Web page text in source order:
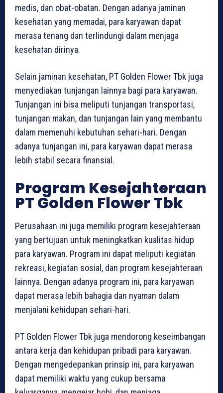
medis, dan obat-obatan. Dengan adanya jaminan
kesehatan yang memadai, para karyawan dapat
merasa tenang dan terlindungi dalam menjaga
kesehatan dirinya.
Selain jaminan kesehatan, PT Golden Flower Tbk juga
menyediakan tunjangan lainnya bagi para karyawan.
Tunjangan ini bisa meliputi tunjangan transportasi,
tunjangan makan, dan tunjangan lain yang membantu
dalam memenuhi kebutuhan sehari-hari. Dengan
adanya tunjangan ini, para karyawan dapat merasa
lebih stabil secara finansial.
Program Kesejahteraan
PT Golden Flower Tbk
Perusahaan ini juga memiliki program kesejahteraan
yang bertujuan untuk meningkatkan kualitas hidup
para karyawan. Program ini dapat meliputi kegiatan
rekreasi, kegiatan sosial, dan program kesejahteraan
lainnya. Dengan adanya program ini, para karyawan
dapat merasa lebih bahagia dan nyaman dalam
menjalani kehidupan sehari-hari.
PT Golden Flower Tbk juga mendorong keseimbangan
antara kerja dan kehidupan pribadi para karyawan.
Dengan mengedepankan prinsip ini, para karyawan
dapat memiliki waktu yang cukup bersama